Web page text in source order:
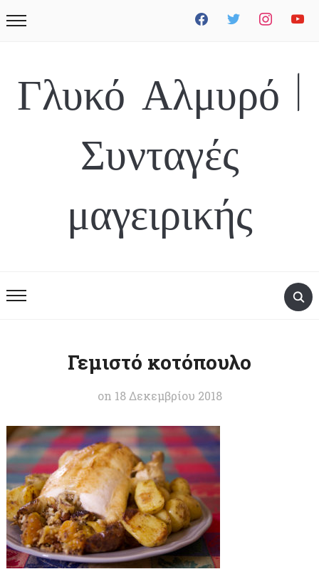
facebook twitter instagramyoutube
Γλυκό Αλμυρό |
Συνταγές
μαγειρικής
Γεμιστό κοτόπουλο
on 18 Δεκεμβρίου 2018